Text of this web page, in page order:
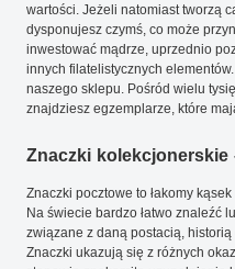
wartości. Jeżeli natomiast tworzą
dysponujesz czymś, co może
inwestować mądrze, uprzednio
innych filatelistycznych
naszego sklepu. Pośród wielu
znajdziesz egzemplarze, które
Znaczki
Znaczki pocztowe to łakomy
Na świecie bardzo łatwo znaleźć
związane z daną postacią,
Znaczki ukazują się z różnych